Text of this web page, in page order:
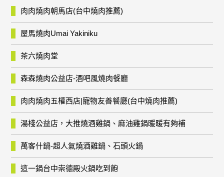
肉肉燒肉朝馬店(台中燒肉推薦)
屋馬燒肉Umai Yakiniku
茶六燒肉堂
森森燒肉公益店-酒吧風燒肉餐廳
肉肉燒肉五權西店|寵物友善餐廳(台中燒肉推薦)
湯棧公益店，大推燒酒雞鍋、麻油雞鍋暖暖有夠補
萬客什鍋-超人氣燒酒雞鍋、石頭火鍋
這一鍋台中崇德殿火鍋吃到飽